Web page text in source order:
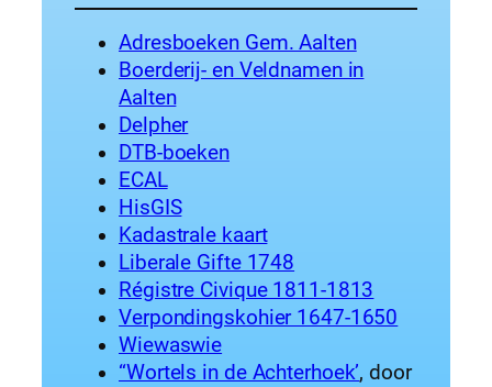
Adresboeken Gem. Aalten
Boerderij- en Veldnamen in
Aalten
Delpher
DTB-boeken
ECAL
HisGIS
Kadastrale kaart
Liberale Gifte 1748
Régistre Civique 1811-1813
Verpondingskohier 1647-1650
Wiewaswie
“Wortels in de Achterhoek’, door